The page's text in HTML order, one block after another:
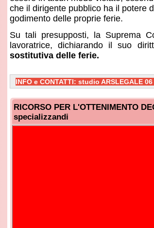
e CONTATTI: studio ARSLEGALE 06 64 56 23 02